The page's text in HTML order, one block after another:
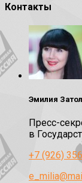
Контакты
Эмилия
Пресс-
в
+7 (926)